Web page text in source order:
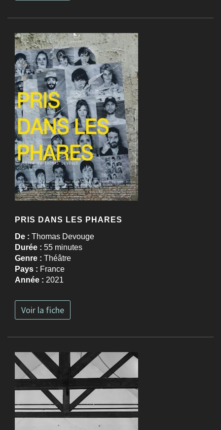
PRIS DANS LES PHARES
De : Thomas Devouge
Durée : 55 minutes
Genre : Théâtre
Pays : France
Année : 2021
Voir la fiche